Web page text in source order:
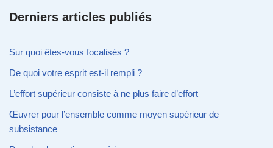
Derniers articles publiés
Sur quoi êtes-vous focalisés ?
De quoi votre esprit est-il rempli ?
L’effort supérieur consiste à ne plus faire d’effort
Œuvrer pour l’ensemble comme moyen supérieur de
subsistance